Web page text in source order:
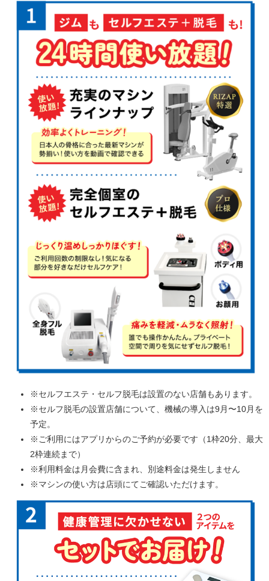
※セルフエステ・セルフ脱毛は設置のない店舗もあります。
※セルフ脱毛の設置店舗について、機械の導入は9月〜10月を
予定。
※ご利用にはアプリからのご予約が必要です（1枠20分、最大
2枠連続まで）
※利用料金は月会費に含まれ、別途料金は発生しません
※マシンの使い方は店頭にてご確認いただけます。